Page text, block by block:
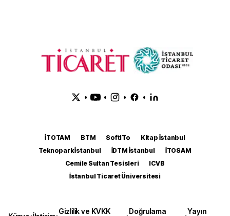
• • • •
İTOTAM BTM SoftITo
Kitap İstanbul
Teknopark İstanbul
İDTM İstanbul
İTOSAM
Cemile Sultan Tesisleri
ICVB
İstanbul Ticaret Üniversitesi
Gizlilik ve KVKK
Doğrulama
Yayın